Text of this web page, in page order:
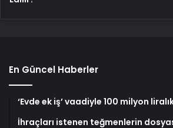
En Güncel Haberler
‘Evde ek iş’ vaadiyle 100 milyon
İhraçları istenen teğmenlerin